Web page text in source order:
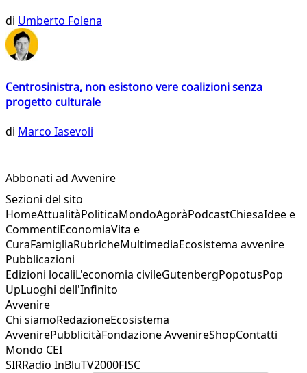
di Umberto Folena
Centrosinistra, non esistono vere coalizioni senza
progetto culturale
di Marco Iasevoli
Abbonati ad Avvenire
Sezioni del sito
HomeAttualitàPoliticaMondoAgoràPodcastChiesaIdee e
CommentiEconomiaVita e
CuraFamigliaRubricheMultimediaEcosistema avvenire
Pubblicazioni
Edizioni localiL'economia civileGutenbergPopotusPop
UpLuoghi dell'Infinito
Avvenire
Chi siamoRedazioneEcosistema
AvvenirePubblicitàFondazione AvvenireShopContatti
Mondo CEI
SIRRadio InBluTV2000FISC